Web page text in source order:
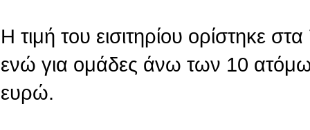
Η τιμή του εισιτηρίου ορίστηκε
ενώ για ομάδες άνω των 10
ευρώ.